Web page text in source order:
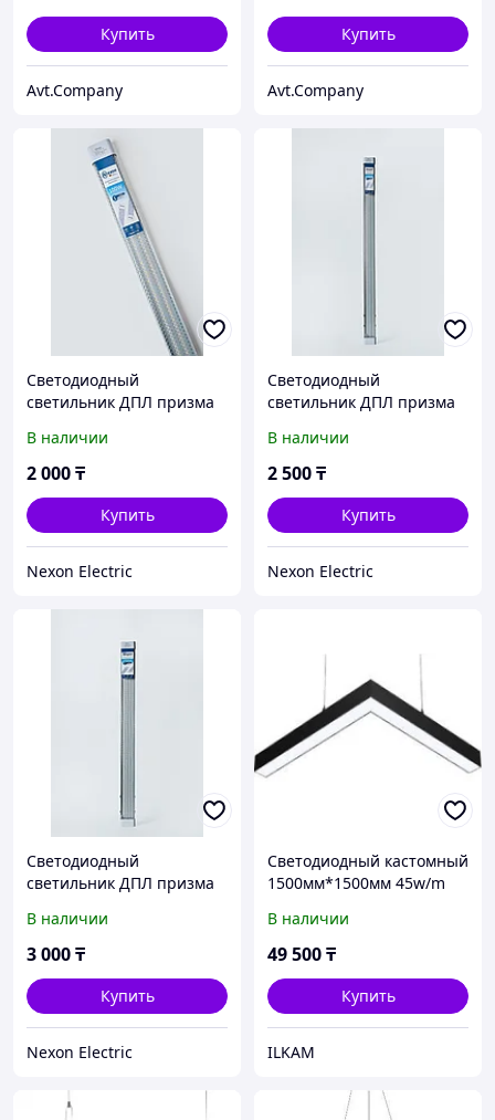
Купить
Avt.Company
Купить
Avt.Company
Светодиодный
светильник ДПЛ призма
В наличии
2 000₸
Купить
Nexon Electric
Светодиодный
светильник ДПЛ призма
В наличии
2 500₸
Купить
Nexon Electric
Светодиодный
светильник ДПЛ призма
В наличии
3 000₸
Купить
Nexon Electric
Cветодиодный кастомный
1500мм*1500мм 45w/m
V-образной формы
В наличии
49 500₸
Купить
ILKAM